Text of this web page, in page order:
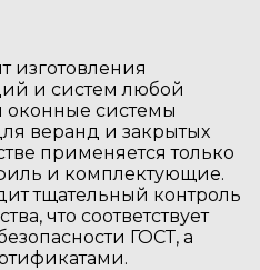
и систем любой
оконные системы
веранд и закрытых
применяется только
и комплектующие.
тщательный контроль
что соответствует
ГОСТ, а